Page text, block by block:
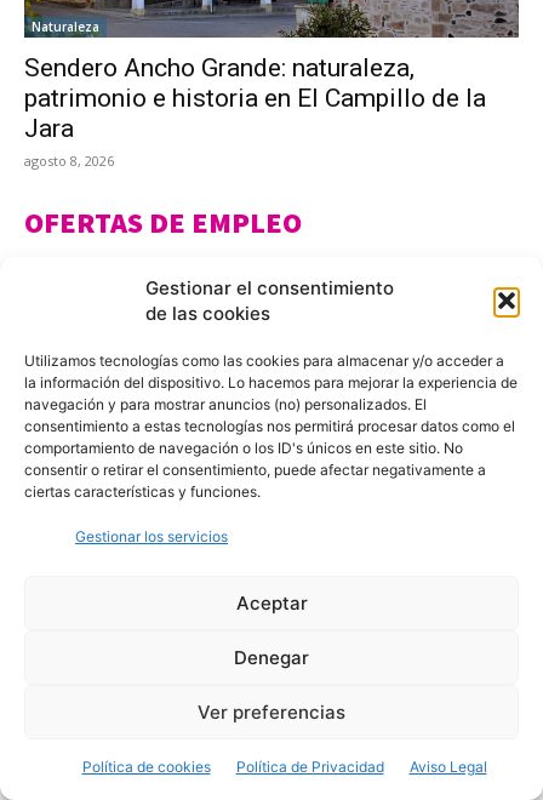
Gestionar el consentimiento
de las cookies
Utilizamos tecnologías como las cookies para almacenar y/o acceder a
la información del dispositivo. Lo hacemos para mejorar la experiencia de
navegación y para mostrar anuncios (no) personalizados. El
consentimiento a estas tecnologías nos permitirá procesar datos como el
comportamiento de navegación o los ID's únicos en este sitio. No
consentir o retirar el consentimiento, puede afectar negativamente a
ciertas características y funciones.
Gestionar los servicios
Aceptar
Denegar
Ver preferencias
Política de cookies Política de Privacidad Aviso Legal
Naturaleza
Sendero Ancho Grande: naturaleza,
patrimonio e historia en El Campillo de la
Jara
agosto 8, 2026
OFERTAS DE EMPLEO
Cinco trabajos para Talavera